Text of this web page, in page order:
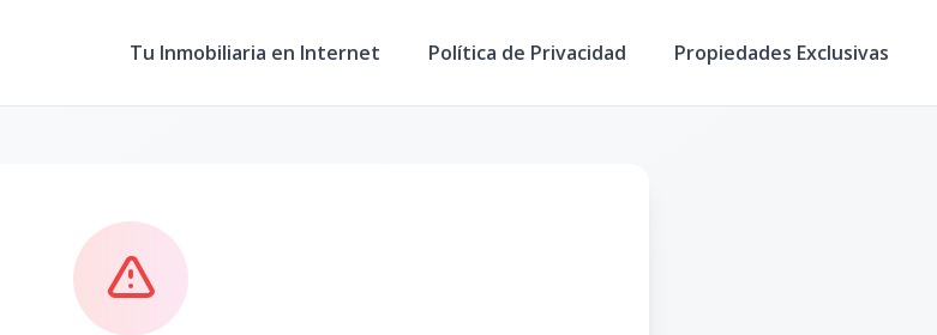
Tu Inmobiliaria en Internet Política de Privacidad Propiedades Exclusivas